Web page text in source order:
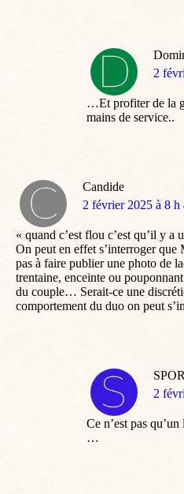
dit
2
…Et profiter de la
mains de service..
Candide
dit
2 février 2025 à 8 h
« quand c’est flou c’est qu’il y
On peut en effet s’interroger que
pas à faire publier une photo de
trentaine, enceinte ou
du couple… Serait-ce une
comportement du duo on peut
dit
2
Ce n’est pas
…